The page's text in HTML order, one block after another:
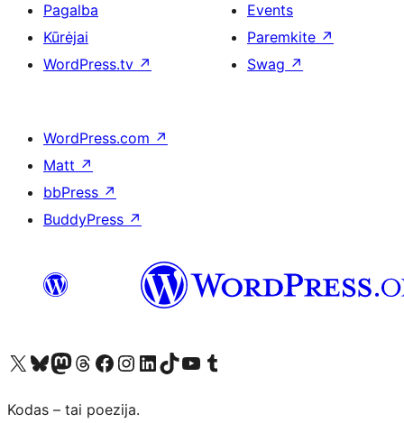
Pagalba
Kūrėjai
WordPress.tv ↗
Events
Paremkite ↗
Swag ↗
WordPress.com ↗
Matt ↗
bbPress ↗
BuddyPress ↗
Visit our X (formerly Twitter) account
Apsilankykite mūsų Bluesky paskyroje
Visit our Mastodon account
Apsilankykite mūsų Threads paskyroje
Visit our Facebook page
Visit our Instagram account
Visit our LinkedIn account
Apsilankykite mūsų TikTok paskyroje
Visit our YouTube channel
Apsilankykite mūsų Tumblr paskyroje
Kodas – tai poezija.